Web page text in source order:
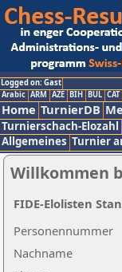
Logged on: Gast
Arabic ARM AZE BIH BUL CAT
Home TurnierDB
Turnierschach-Elozahl
Allgemeines Turnier
Willkommen
Nachname
Personennummer
FIDE-Elolisten